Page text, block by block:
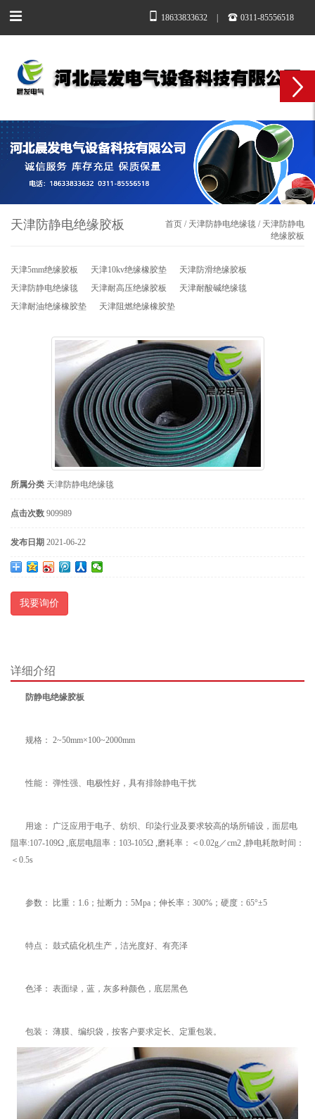
18633833632 0311-85556518
天津防静电绝缘胶板 首页 / 天津防静电绝缘毯 / 天津防静电
绝缘胶板
天津5mm绝缘胶板 天津10kv绝缘橡胶垫
天津防滑绝缘胶板
天津防静电绝缘毯
天津耐高压绝缘胶板
天津耐酸碱绝缘毯
天津耐油绝缘橡胶垫
天津阻燃绝缘橡胶垫
所属分类 天津防静电绝缘毯
点击次数 909989
发布日期 2021-06-22
我要询价
详细介绍
防静电绝缘胶板
规格： 2~50mm×100~2000mm
性能： 弹性强、电极性好，具有排除静电干扰
用途： 广泛应用于电子、纺织、印染行业及要求较高的场所铺设，面层电
阻率:107-109Ω ,底层电阻率：103-105Ω ,磨耗率：＜0.02g／cm2 ,静电耗散时间：
＜0.5s
参数： 比重：1.6；扯断力：5Mpa；伸长率：300%；硬度：65°±5
特点： 鼓式硫化机生产，洁光度好、有亮泽
色泽： 表面绿，蓝，灰多种颜色，底层黑色
包装： 薄膜、编织袋，按客户要求定长、定重包装。